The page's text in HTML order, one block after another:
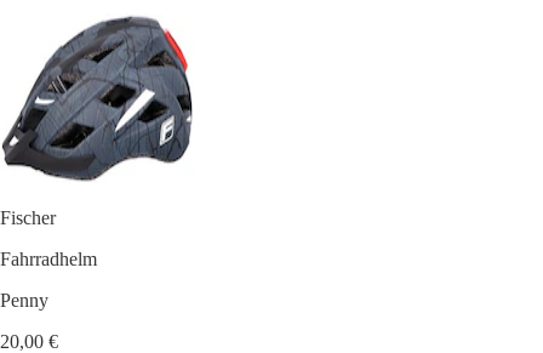
Fischer
Fahrradhelm
Penny
20,00 €